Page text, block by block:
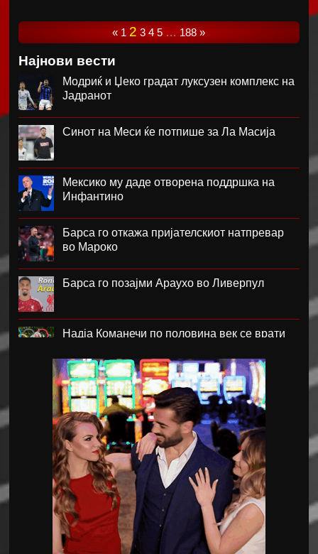
« 1 2 3 4 5 … 188 »
Најнови вести
Модриќ и Џеко градат луксузен комплекс на
Јадранот
Синот на Меси ќе потпише за Ла Масија
Мексико му даде отворена поддршка на
Инфантино
Барса го откажа пријателскиот натпревар
во Мароко
Барса го позајми Араухо во Ливерпул
Надја Команечи по половина век се врати
ФК Пелистер со заштитен бренд по 81
година постоење !
Артета: Мојот Арсенал учи од грешките
Лука Зидан се раздели со Гранада
Џеронимо Рули е нов втор голман на Сити